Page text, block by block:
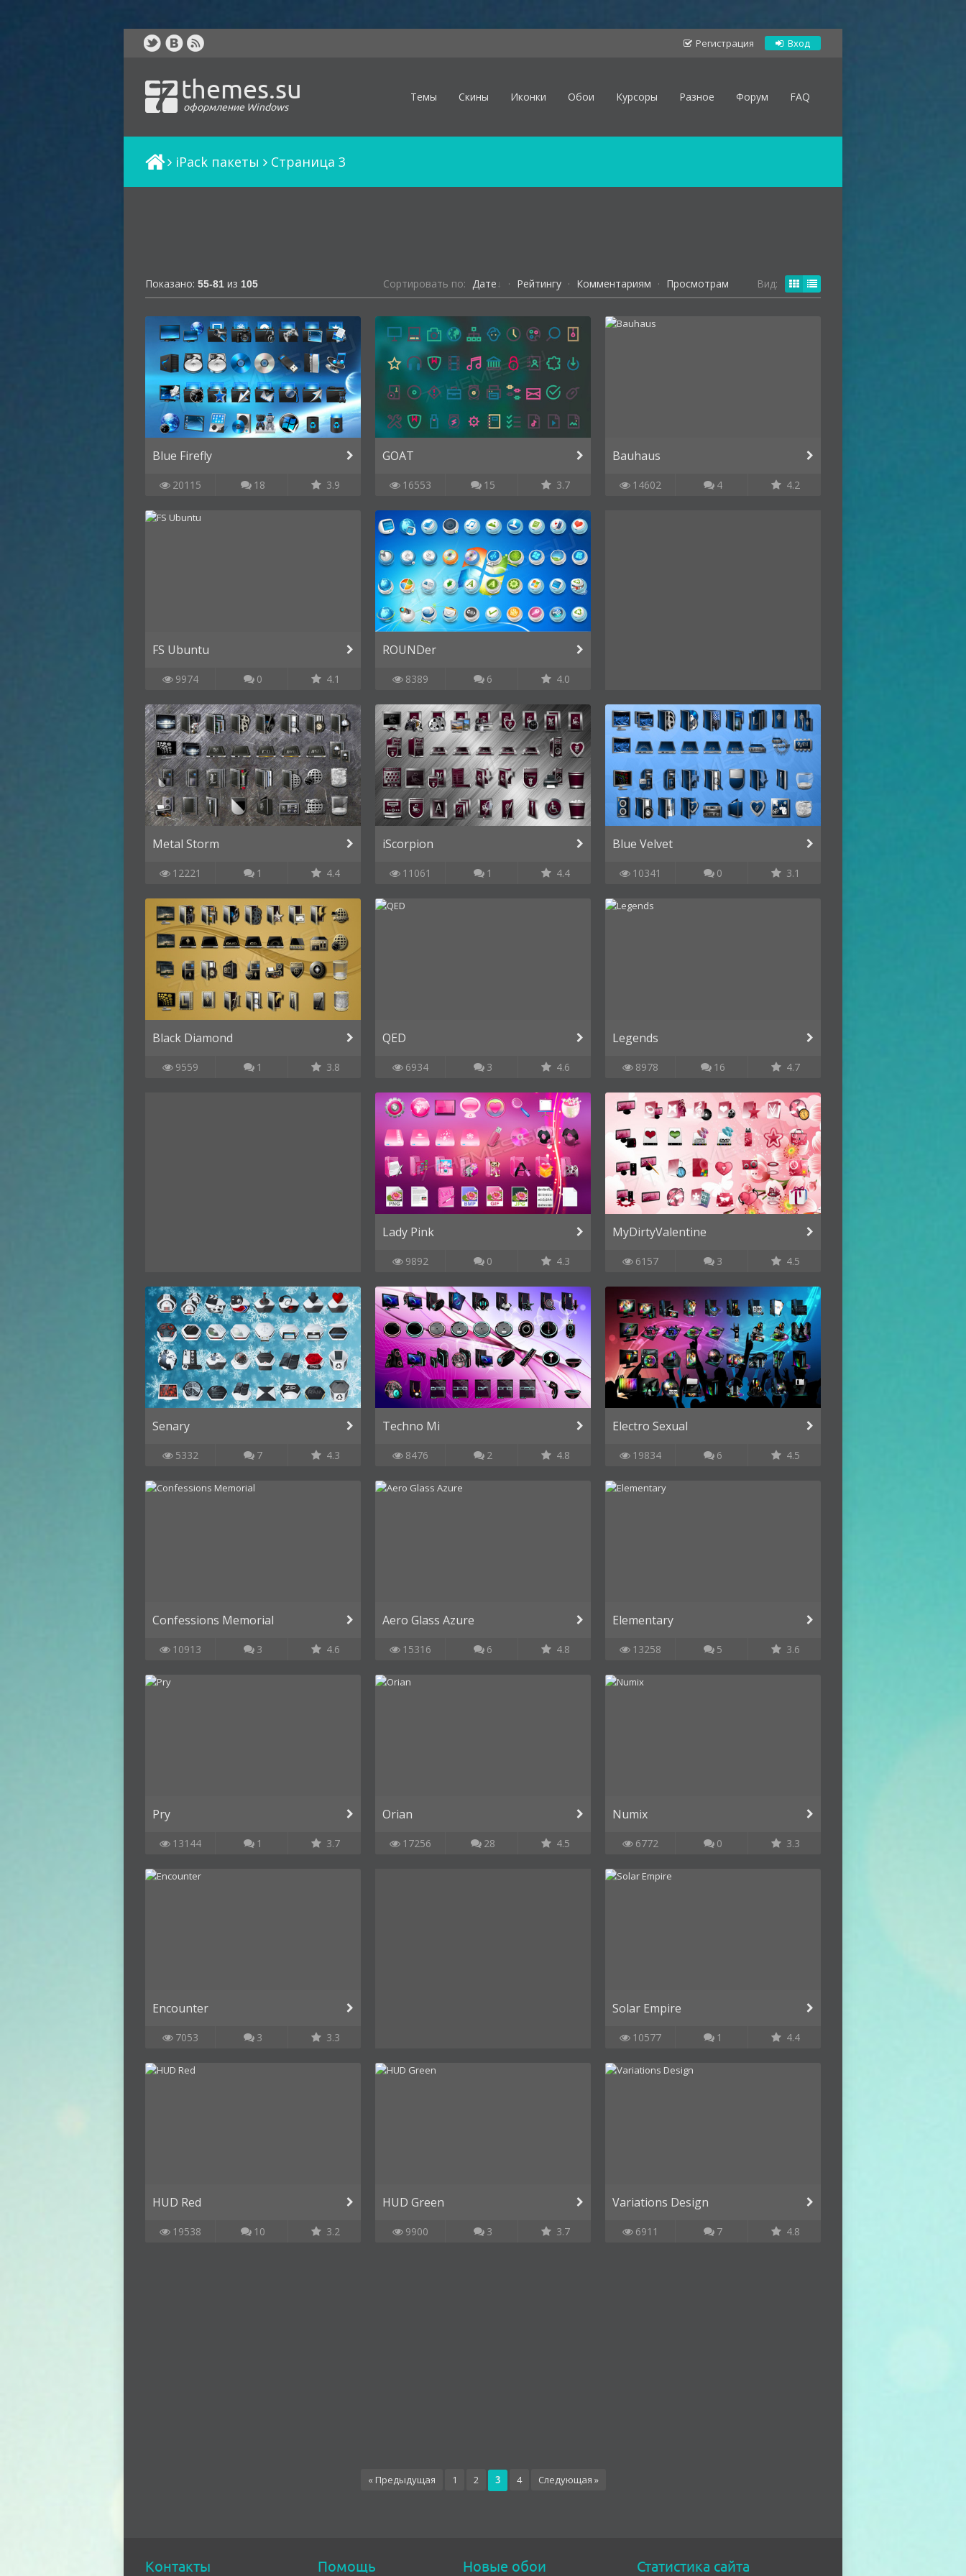
Регистрация Вход
themes.su
оформление Windows
Темы Скины Иконки Обои Курсоры Разное Форум FAQ
iPack пакеты Cтраница 3
Показано: 55-81 из 105 Сортировать по: Дате · Рейтингу · Комментариям · Просмотрам Вид:
Blue Firefly
20115 18 3.9
GOAT
16553 15 3.7
Bauhaus
14602 4 4.2
FS Ubuntu
9974 0 4.1
ROUNDer
8389 6 4.0
Metal Storm
12221 1 4.4
iScorpion
11061 1 4.4
Blue Velvet
10341 0 3.1
Black Diamond
9559 1 3.8
QED
6934 3 4.6
Legends
8978 16 4.7
Lady Pink
9892 0 4.3
MyDirtyValentine
6157 3 4.5
Senary
5332 7 4.3
Techno Mi
8476 2 4.8
Electro Sexual
19834 6 4.5
Confessions Memorial
10913 3 4.6
Aero Glass Azure
15316 6 4.8
Elementary
13258 5 3.6
Pry
13144 1 3.7
Orian
17256 28 4.5
Numix
6772 0 3.3
Encounter
7053 3 3.3
Solar Empire
10577 1 4.4
HUD Red
19538 10 3.2
HUD Green
9900 3 3.7
Variations Design
6911 7 4.8
« Предыдущая 1 2 3 4 Следующая »
Контакты Помощь Новые обои Статистика сайта